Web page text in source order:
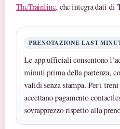
TheTrainline, che integra dati di
PRENOTAZIONE LAST
Le app ufficiali consentono
minuti prima della partenza,
validi senza stampa. Per i
accettano pagamento
sovrapprezzo rispetto alla